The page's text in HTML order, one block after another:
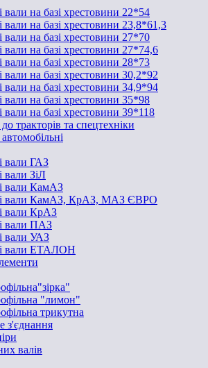
вали на базі хрестовини 22*54
вали на базі хрестовини 23,8*61,3
вали на базі хрестовини 27*70
вали на базі хрестовини 27*74,6
вали на базі хрестовини 28*73
вали на базі хрестовини 30,2*92
вали на базі хрестовини 34,9*94
вали на базі хрестовини 35*98
вали на базі хрестовини 39*118
тракторів та спецтехніки
вали ГАЗ
вали ЗіЛ
вали КамАЗ
вали КамАЗ, КрАЗ, МАЗ ЄВРО
вали КрАЗ
вали ПАЗ
вали УАЗ
вали ЕТАЛОН
"лимон"
трикутна
з'єднання
валів